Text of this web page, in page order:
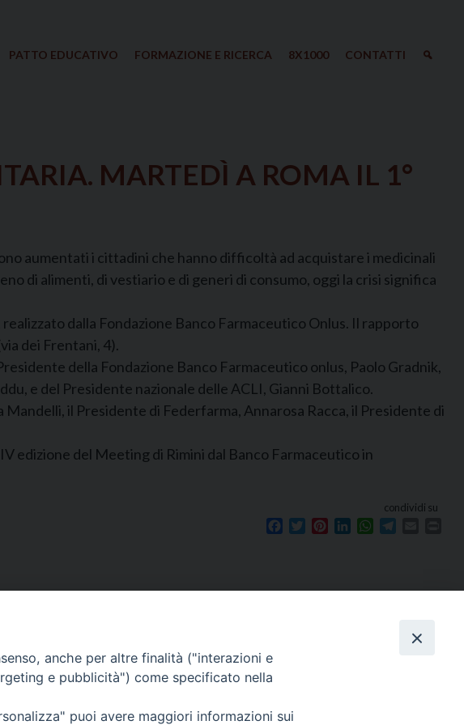
PATTO EDUCATIVO FORMAZIONE E RICERCA 8X1000 CONTATTI
MARTEDÌ A ROMA IL 1°
aumentati i cittadini che hanno difficoltà ad acquistare i medicinali
di alimenti, di vestiario e di generi di consumo, oggi la crisi significa
realizzato dalla Fondazione Banco Farmaceutico Onlus. Il rapporto
dei Frentani, 4).
della Fondazione Banco Farmaceutico onlus, Paolo Gradnik,
e del Presidente nazionale delle ACLI, Gianni Bottalico.
il Presidente di Federfarma, Annarosa Racca, il Presidente di
edizione del Meeting di Rimini dal Banco Farmaceutico in
condividi su
Facebook
TwitterPinterestLinkedInWhatsApp
.
anche per altre finalità ("interazioni e
e pubblicità") come specificato nella
puoi avere maggiori informazioni sui